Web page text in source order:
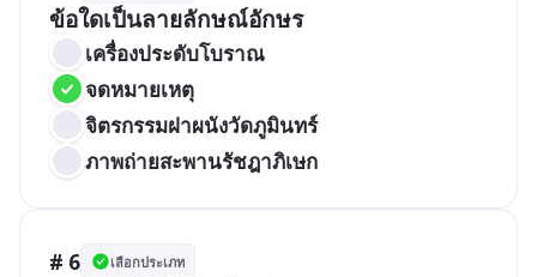
ข้อใดเป็นลายลักษณ์อักษร
เครื่องประดับโบราณ
จดหมายเหตุ
จิตรกรรมฝาผนังวัดภูมินทร์
ภาพถ่ายสะพานรัชฎาภิเษก
# 6 เลือกประเภท